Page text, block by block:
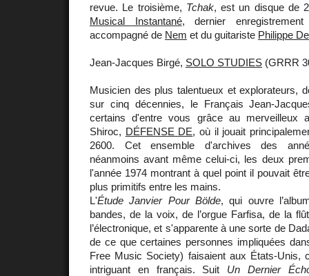
revue. Le troisième, Tchak, est un disque de
Musical Instantané, dernier
accompagné de Nem et du guitariste Philippe
Jean-Jacques Birgé, SOLO STUDIES (GRRR
Musicien des plus talentueux et explorateurs,
sur cinq décennies, le Français Jean-
certains d'entre vous grâce au merveilleux
Shiroc, DÉFENSE DE, où il jouait
2600. Cet ensemble d'archives des
néanmoins avant même celui-ci, les deux
l'année 1974 montrant à quel point il pouvait
plus primitifs entre les mains.
L'Étude Janvier Pour Bölde, qui ouvre
bandes, de la voix, de l’orgue Farfisa, de la
l’électronique, et s'apparente à une sorte de
de ce que certaines personnes impliquées
Free Music Society) faisaient aux États-Unis,
intriguant en français. Suit Un Dernier